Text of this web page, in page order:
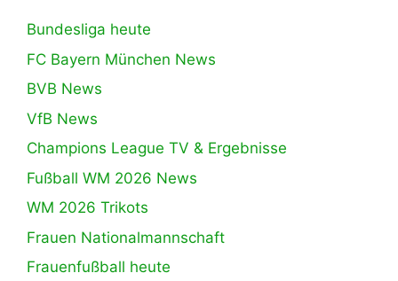
Bundesliga heute
FC Bayern München News
BVB News
VfB News
Champions League TV & Ergebnisse
Fußball WM 2026 News
WM 2026 Trikots
Frauen Nationalmannschaft
Frauenfußball heute